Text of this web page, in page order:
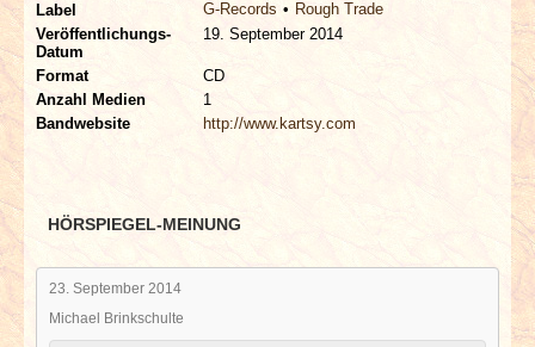
LINKS
ARCHIV
Label
G-Records
Rough Trade
Veröffentlichungs-
Datum
19. September 2014
Format
CD
Anzahl Medien
1
Bandwebsite
http://www.kartsy.com
HÖRSPIEGEL-MEINUNG
23. September 2014
Michael Brinkschulte